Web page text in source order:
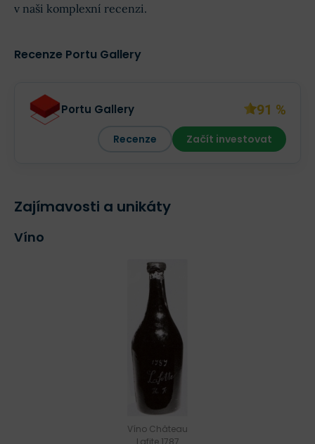
v naši komplexní recenzi.
Recenze Portu Gallery
Portu Gallery 91 %
Recenze Začít investovat
Zajímavosti a unikáty
Víno
Víno Château
Lafite 1787